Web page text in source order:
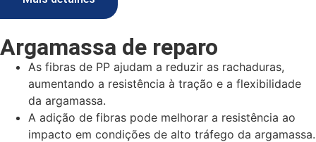
Argamassa de reparo
As fibras de PP ajudam a reduzir as rachaduras,
aumentando a resistência à tração e a flexibilidade
da argamassa.
A adição de fibras pode melhorar a resistência ao
impacto em condições de alto tráfego da argamassa.